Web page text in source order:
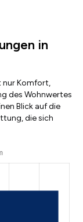
in
nur Komfort,
des Wohnwertes
Blick auf die
die sich